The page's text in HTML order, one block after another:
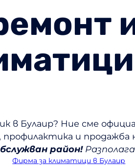
в Булаир? Ние сме
и продажба
район!
Фирма за климатици в Булаир